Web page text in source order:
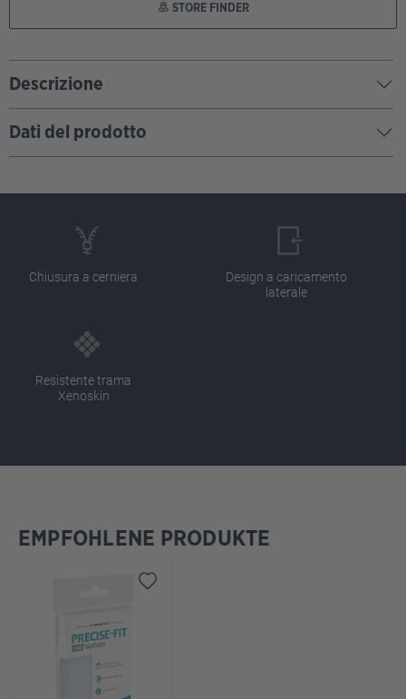
STORE FINDER
Descrizione
Dati del prodotto
Chiusura a cerniera
Design a caricamento
laterale
Resistente trama
Xenoskin
Salta la galleria dei prodotti
EMPFOHLENE PRODUKTE